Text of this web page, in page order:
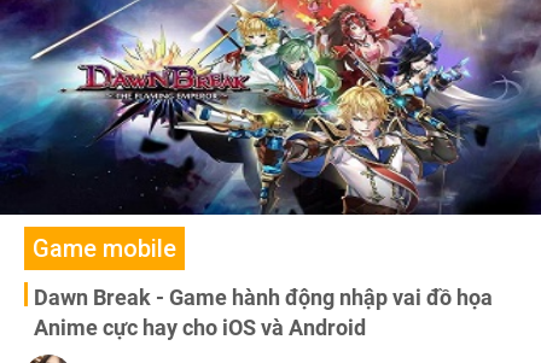
Game mobile
Dawn Break - Game hành động nhập vai đồ họa
Anime cực hay cho iOS và Android